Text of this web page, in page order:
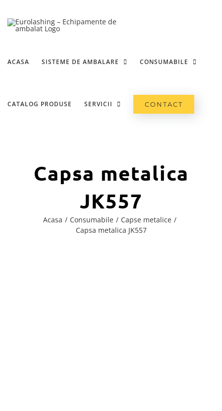
content
ACASA SISTEME DE AMBALARE CONSUMABILE
CATALOG PRODUSE SERVICII CONTACT
Capsa metalica
JK557
Acasa Consumabile
Capse metalice
Capsa metalica JK557